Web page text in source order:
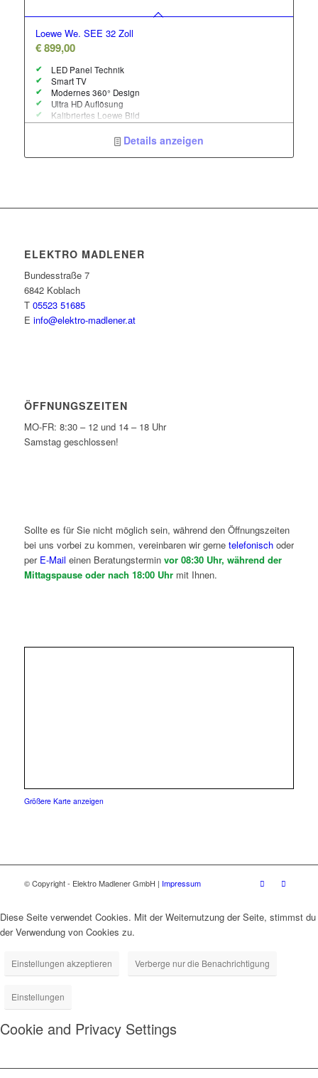
Loewe We. SEE 32 Zoll
€899,00
LED Panel Technik
Smart TV
Modernes 360° Design
Ultra HD Auflösung
Kalibriertes Loewe Bild
60 Watt Soundbar mit Dolby Atmos
Maße mit Standfuß B x H x T 73,1 x 45,6 x 7,6 cm
Details anzeigen
ELEKTRO MADLENER
Bundesstraße 7
6842 Koblach
T 05523 51685
E info@elektro-madlener.at
ÖFFNUNGSZEITEN
MO-FR: 8:30 – 12 und 14 – 18 Uhr
Samstag geschlossen!
Sollte es für Sie nicht möglich sein, während den Öffnungszeiten
bei uns vorbei zu kommen, vereinbaren wir gerne telefonischoder
per E-Mail einen Beratungstermin vor 08:30 Uhr, während der
Mittagspause oder nach 18:00 Uhrmit Ihnen.
Größere Karte anzeigen
© Copyright - Elektro Madlener GmbH | Impressum
Diese Seite verwendet Cookies. Mit der Weiternutzung der Seite, stimmst du
der Verwendung von Cookies zu.
Einstellungen akzeptieren Verberge nur die Benachrichtigung
Einstellungen
Cookie and Privacy Settings